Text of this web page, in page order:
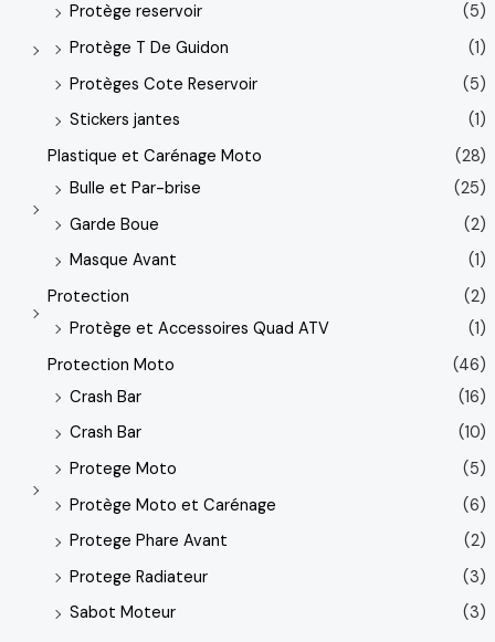
Protège reservoir
(5)
Protège T De Guidon
(1)
Protèges Cote Reservoir
(5)
Stickers jantes
(1)
Plastique et Carénage Moto
(28)
Bulle et Par-brise
(25)
Garde Boue
(2)
Masque Avant
(1)
Protection
(2)
Protège et Accessoires Quad ATV
(1)
Protection Moto
(46)
Crash Bar
(16)
Crash Bar
(10)
Protege Moto
(5)
Protège Moto et Carénage
(6)
Protege Phare Avant
(2)
Protege Radiateur
(3)
Sabot Moteur
(3)